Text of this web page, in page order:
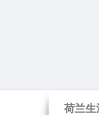
荷兰生